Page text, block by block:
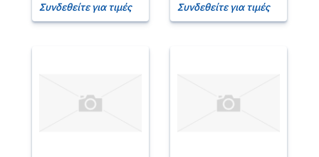
Συνδεθείτε για τιμές
Συνδεθείτε για τιμές